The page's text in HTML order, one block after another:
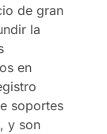
de gran
la
en
soportes
y son